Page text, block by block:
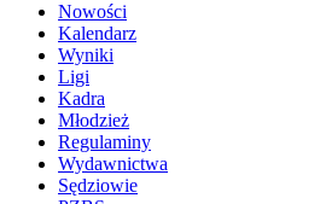
Nowości
Kalendarz
Wyniki
Ligi
Kadra
Młodzież
Regulaminy
Wydawnictwa
Sędziowie